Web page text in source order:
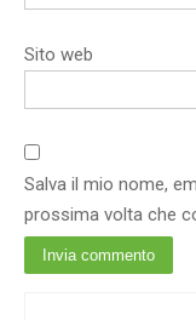
Sito web
Salva il mio nome,
prossima volta che